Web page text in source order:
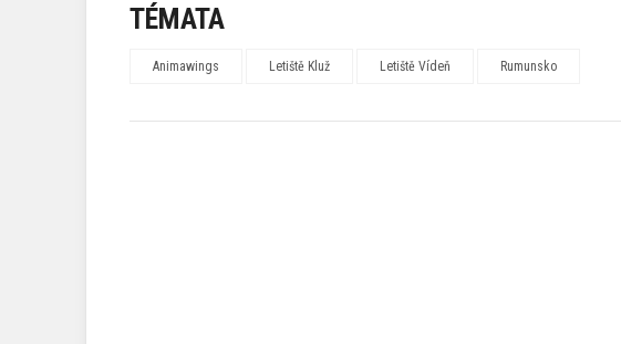
TÉMATA
Animawings Letiště Kluž Letiště Vídeň Rumunsko